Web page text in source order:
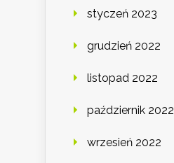
styczeń 2023
grudzień 2022
listopad 2022
październik 2022
wrzesień 2022